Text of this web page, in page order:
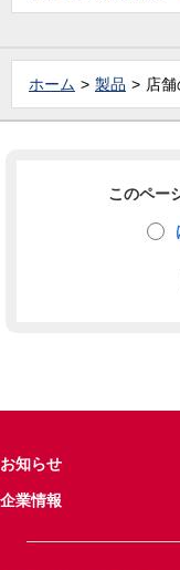
ホーム 製品 店
このペー
お知らせ
企業情報